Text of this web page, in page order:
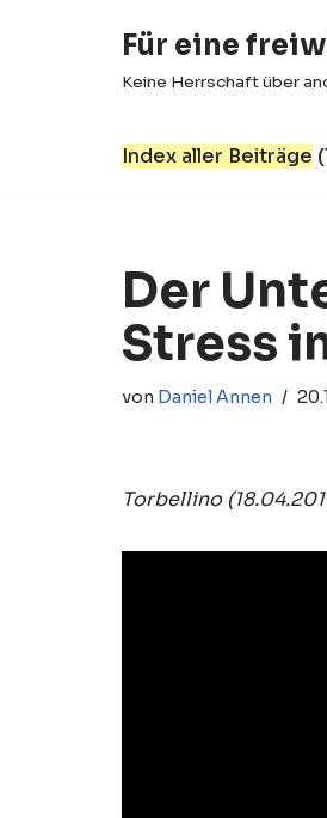
Für eine
Keine Herrschaft über
Index aller Beiträge (
Der
Stress
von Daniel Annen
Torbellino